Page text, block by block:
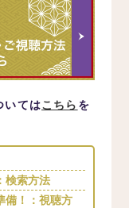
いてはこちら を
検索方法
備！：視聴方